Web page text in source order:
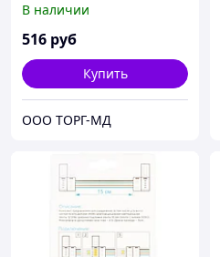
220В, IP44, smd 5050, 60
д/м
В наличии
516 руб
Купить
ООО ТОРГ-МД